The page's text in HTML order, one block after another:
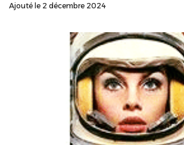
Ajouté le 2 décembre 2024